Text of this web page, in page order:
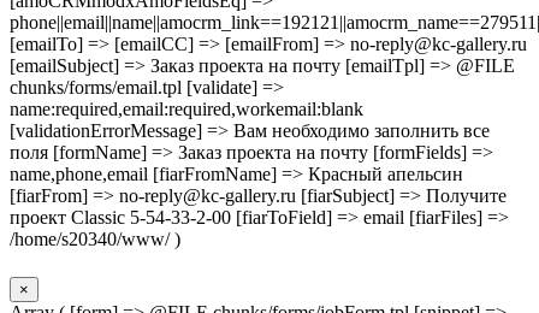
[emailTo] => [emailCC] => [emailFrom] => no-reply@kc-gallery.ru
[emailSubject] => Заказ проекта на почту [emailTpl] => @FILE
chunks/forms/email.tpl [validate] =>
name:required,email:required,workemail:blank
[validationErrorMessage] => Вам необходимо заполнить все
поля [formName] => Заказ проекта на почту [formFields] =>
name,phone,email [fiarFromName] => Красный апельсин
[fiarFrom] => no-reply@kc-gallery.ru [fiarSubject] => Получите
проект Сlassic 5-54-33-2-00 [fiarToField] => email [fiarFiles] =>
/home/s20340/www/ )
×